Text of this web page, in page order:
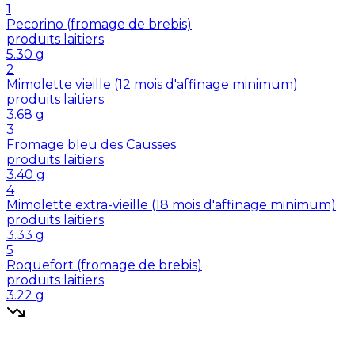
1
Pecorino (fromage de brebis)
produits laitiers
5.30 g
2
Mimolette vieille (12 mois d'affinage minimum)
produits laitiers
3.68 g
3
Fromage bleu des Causses
produits laitiers
3.40 g
4
Mimolette extra-vieille (18 mois d'affinage minimum)
produits laitiers
3.33 g
5
Roquefort (fromage de brebis)
produits laitiers
3.22 g